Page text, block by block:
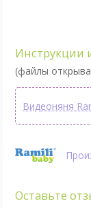
Инструкции
(файлы
Видеоняня
Оставьте